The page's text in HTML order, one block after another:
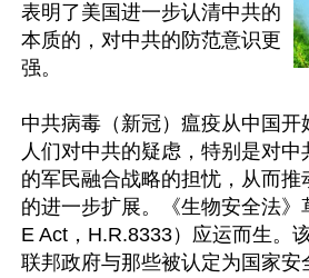
表明了美国进一步认清中共的
本质的，对中共的防范意识更
强。
中共病毒（新冠）瘟疫从中国开
人们对中共的疑虑，特别是对
的军民融合战略的担忧，从而推
的进一步扩展。《生物安全法》
E Act，H.R.8333）应运而生。
联邦政府与那些被认定为国家安